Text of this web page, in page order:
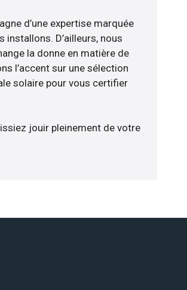
d’une expertise marquée
installons. D’ailleurs, nous
la donne en matière de
l’accent sur une sélection
solaire pour vous certifier
jouir pleinement de votre